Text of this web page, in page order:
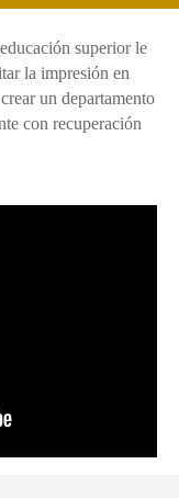
superior le
la impresión en
un departamento
con recuperación